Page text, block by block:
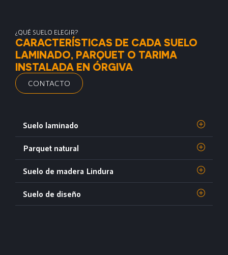
¿QUÉ SUELO ELEGIR?
CARACTERÍSTICAS DE CADA SUELO
LAMINADO, PARQUET O TARIMA
INSTALADA EN ÓRGIVA
CONTACTO
Suelo laminado
Parquet natural
Suelo de madera Lindura
Suelo de diseño